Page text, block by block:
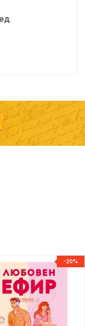
-20%